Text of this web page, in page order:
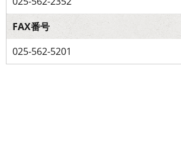
FAX番号
025-562-5201